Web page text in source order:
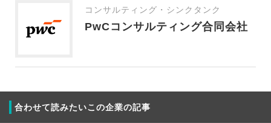
コンサルティング・シンクタンク
PwCコンサルティング合同会社
合わせて読みたいこの企業の記事